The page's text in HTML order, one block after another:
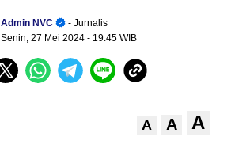
Admin NVC
- Jurnalis
Senin, 27 Mei 2024 - 19:45 WIB
A A A